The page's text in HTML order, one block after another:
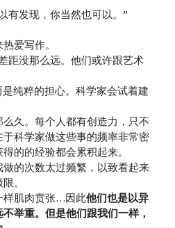
有发现，你当然也可以。”
爱写作。
距没那么远。他们或许跟艺术
纯粹的担心。科学家会试着建
久。每个人都有创造力，只不
科学家做这些事的频率非常密
的的经验都会累积起来。
的次数太过频繁，以致看起来
。
样肌肉贲张…因此他们也是以异
举重。但是他们跟我们一样，